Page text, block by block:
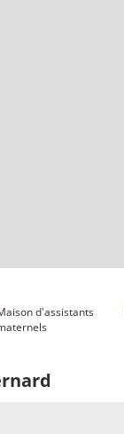
d'assistants